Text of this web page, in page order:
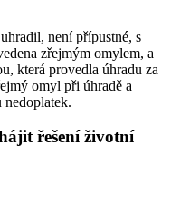
není přípustné, s
zřejmým omylem, a
která provedla úhradu za
omyl při úhradě a
nedoplatek.
řešení životní